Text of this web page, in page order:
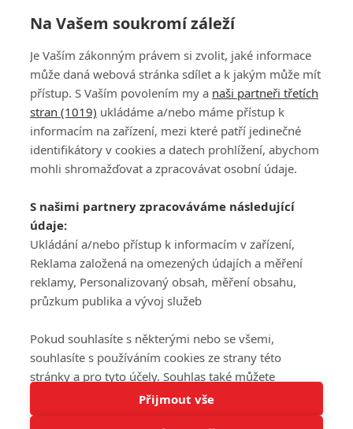
Tato stránka používá soubory cookies.
PŘIHLÁSIT
REGISTROVAT
DISKUZE
Šéfredaktorkou webu jePetr Slavík, e-mailserialy@fandimefilmu.cz
Máte-li zájem o inzerci na našem webu napište nám na e-mail
studio@koncal.com
Ochrana osobních údajů|Zásady používání cookies |Pravidla webu
Upravit nastavení soukromí
© 2016 – 2026 FandimeSerialum.cz / All rights reserved /
Na Vašem soukromí záleží
Je Vaším zákonným právem si zvolit, jaké informace
může daná webová stránka sdílet a k jakým může mít
přístup. S Vaším povolením my a naši partneři třetích
stran (1019) ukládáme a/nebo máme přístup k
informacím na zařízení, mezi které patří jedinečné
identifikátory v cookies a datech prohlížení, abychom
mohli shromažďovat a zpracovávat osobní údaje.
S našimi partnery zpracováváme následující
údaje:
Ukládání a/nebo přístup k informacím v zařízení,
Reklama založená na omezených údajích a měření
reklamy, Personalizovaný obsah, měření obsahu,
průzkum publika a vývoj služeb
Pokud souhlasíte s některými nebo se všemi,
souhlasíte s používáním cookies ze strany této
stránky a pro tyto účely. Souhlas také můžete
odmítnout, ale v takovém případě vám na stránce
nebudou k dispozici některé personalizované funkce.
Přijmout vše